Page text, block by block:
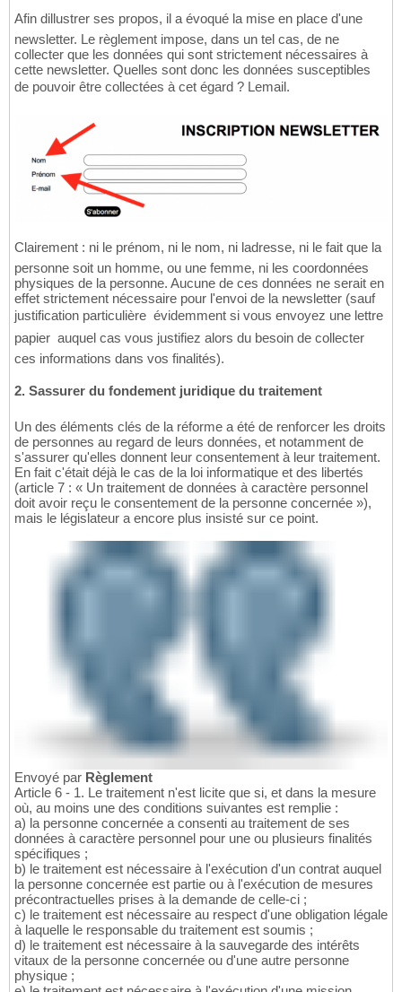
Afin dillustrer ses propos, il a évoqué la mise en place d'une
newsletter. Le règlement impose, dans un tel cas, de ne
collecter que les données qui sont strictement nécessaires à
cette newsletter. Quelles sont donc les données susceptibles
de pouvoir être collectées à cet égard ? Lemail.
Clairement : ni le prénom, ni le nom, ni ladresse, ni le fait que la
personne soit un homme, ou une femme, ni les coordonnées
physiques de la personne. Aucune de ces données ne serait en
effet strictement nécessaire pour l'envoi de la newsletter (sauf
justification particulière  évidemment si vous envoyez une lettre
papier  auquel cas vous justifiez alors du besoin de collecter
ces informations dans vos finalités).
2. Sassurer du fondement juridique du traitement
Un des éléments clés de la réforme a été de renforcer les droits
de personnes au regard de leurs données, et notamment de
s'assurer qu'elles donnent leur consentement à leur traitement.
En fait c'était déjà le cas de la loi informatique et des libertés
(article 7 : « Un traitement de données à caractère personnel
doit avoir reçu le consentement de la personne concernée »),
mais le législateur a encore plus insisté sur ce point.
Envoyé par Règlement
Article 6 - 1. Le traitement n'est licite que si, et dans la mesure
où, au moins une des conditions suivantes est remplie :
a) la personne concernée a consenti au traitement de ses
données à caractère personnel pour une ou plusieurs finalités
spécifiques ;
b) le traitement est nécessaire à l'exécution d'un contrat auquel
la personne concernée est partie ou à l'exécution de mesures
précontractuelles prises à la demande de celle-ci ;
c) le traitement est nécessaire au respect d'une obligation légale
à laquelle le responsable du traitement est soumis ;
d) le traitement est nécessaire à la sauvegarde des intérêts
vitaux de la personne concernée ou d'une autre personne
physique ;